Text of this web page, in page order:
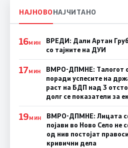
НАЈНОВОНАЈЧИТАНО
16МИН
ВРЕДИ: Дали Артан
со тајните на ДУИ
17МИН
ВМРО-ДПМНЕ: Талогот
поради успесите на
раст на БДП над 3
долг се показатели за
19МИН
ВМРО-ДПМНЕ: Лицата
појави во Ново Село не
од нив постојат
кривични дела